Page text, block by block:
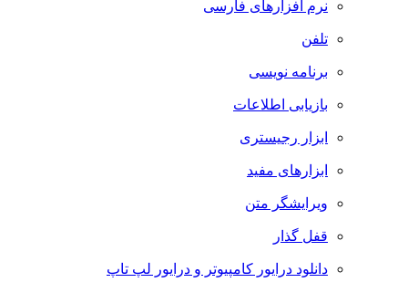
نرم افزارهای فارسی
تلفن
برنامه نویسی
بازیابی اطلاعات
ابزار رجیستری
ابزارهای مفید
ویرایشگر متن
قفل گذار
دانلود درایور کامپیوتر و درایور لپ تاپ